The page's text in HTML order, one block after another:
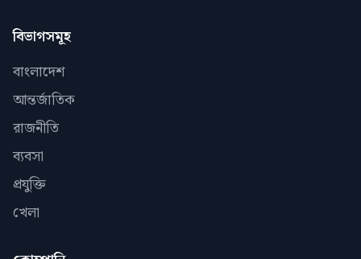
বিভাগসমূহ
বাংলাদেশ
আন্তর্জাতিক
রাজনীতি
ব্যবসা
প্রযুক্তি
খেলা